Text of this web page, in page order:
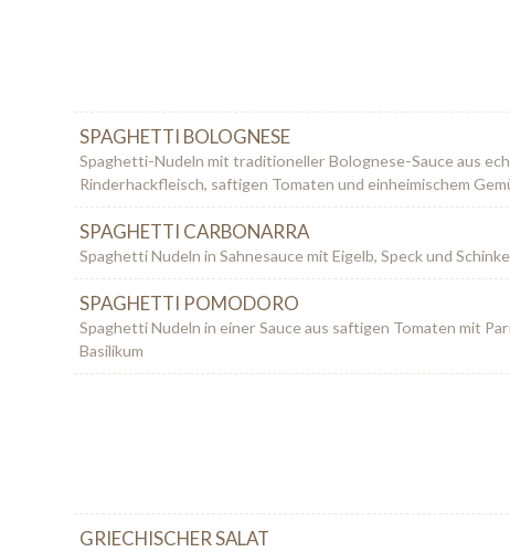
SPAGHETTI BOLOGNESE
Spaghetti-Nudeln mit traditioneller Bolognese-Sauce aus
Rinderhackfleisch, saftigen Tomaten und einheimischem
SPAGHETTI CARBONARRA
Spaghetti Nudeln in Sahnesauce mit Eigelb, Speck und
SPAGHETTI POMODORO
Spaghetti Nudeln in einer Sauce aus saftigen Tomaten mit
Basilikum
GRIECHISCHER SALAT